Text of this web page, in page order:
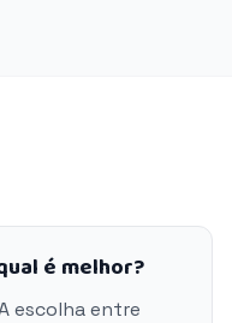
é melhor?
escolha entre